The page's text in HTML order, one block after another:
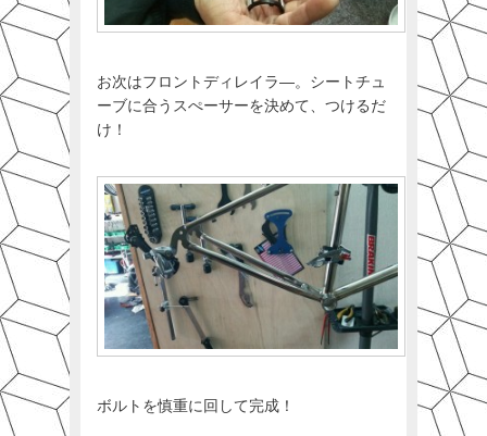
お次はフロントディレイラ―。シートチュ
ーブに合うスぺーサーを決めて、つけるだ
け！
ボルトを慎重に回して完成！